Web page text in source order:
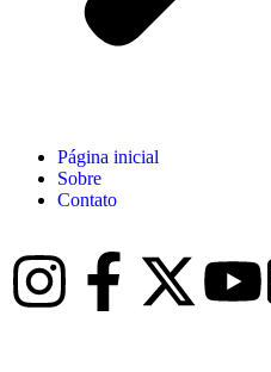
Página inicial
Sobre
Contato